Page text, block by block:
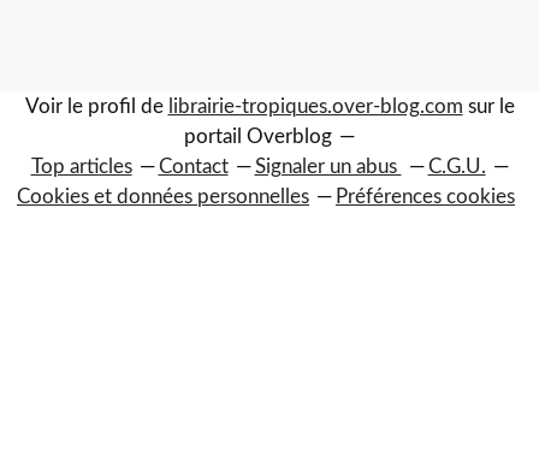
Voir le profil de librairie-tropiques.over-blog.com sur le
portail Overblog
Top articles
Contact Signaler un abus
C.G.U.
Cookies et données personnelles
Préférences cookies